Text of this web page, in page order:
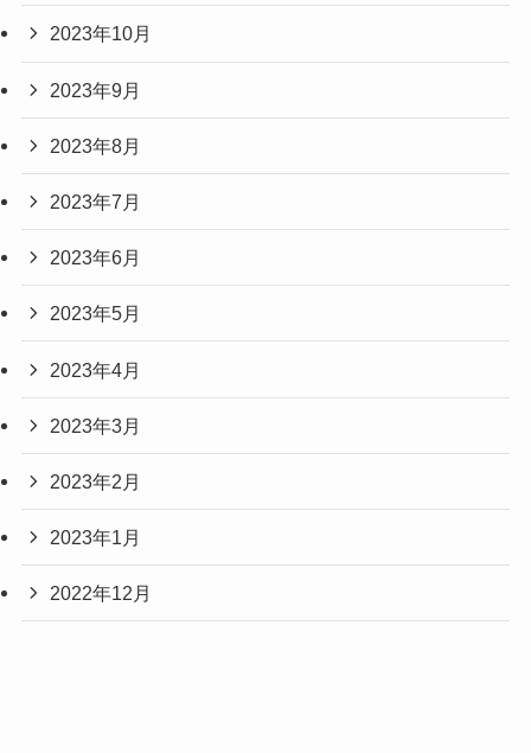
2023年10月
2023年9月
2023年8月
2023年7月
2023年6月
2023年5月
2023年4月
2023年3月
2023年2月
2023年1月
2022年12月